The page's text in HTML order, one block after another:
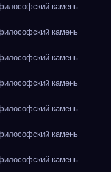
камень
камень
камень
камень
камень
камень
камень